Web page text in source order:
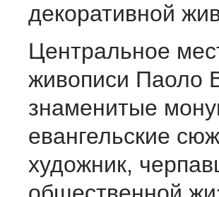
декоративной
Центральное
живописи Паоло
знаменитые
евангельские
художник,